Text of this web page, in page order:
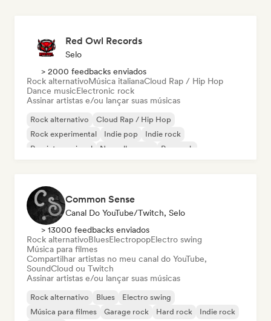
Red Owl Records
Selo
> 2000 feedbacks enviados
Rock alternativoMúsica italianaCloud Rap / Hip Hop
Dance musicElectronic rock
Assinar artistas e/ou lançar suas músicas
Rock alternativo
Cloud Rap / Hip Hop
Rock experimental
Indie pop
Indie rock
Pop internacional
Nouvelle scene Pop rock
Common Sense
Canal Do YouTube/Twitch, Selo
> 13000 feedbacks enviados
Rock alternativoBluesElectropopElectro swing
Música para filmes
Compartilhar artistas no meu canal do YouTube,
SoundCloud ou Twitch
Assinar artistas e/ou lançar suas músicas
Rock alternativo Blues
Electro swing
Música para filmes
Garage rock Hard rock
Indie rock